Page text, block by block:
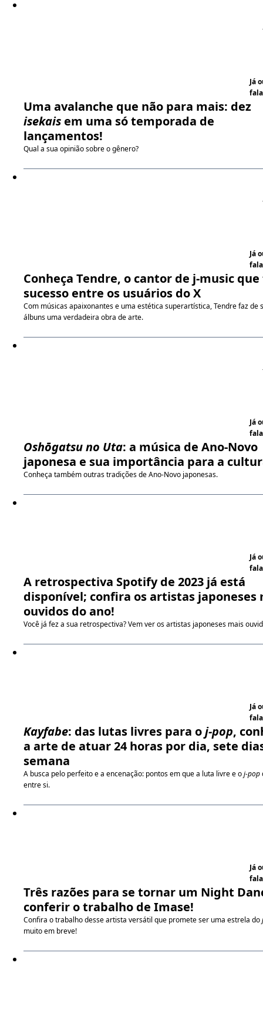
Já
Uma avalanche que não para mais: dez
isekais em uma só temporada de
lançamentos!
Qual a sua opinião sobre o gênero?
Já
Conheça Tendre, o cantor de j-music que
sucesso entre os usuários do X
Com músicas apaixonantes e uma estética superartística, Tendre faz de
álbuns uma verdadeira obra de arte.
Já
Oshōgatsu no Uta: a música de Ano-Novo
japonesa e sua importância para a
Conheça também outras tradições de Ano-Novo japonesas.
Já
A retrospectiva Spotify de 2023 já está
disponível; confira os artistas japoneses
ouvidos do ano!
Você já fez a sua retrospectiva? Vem ver os artistas japoneses mais
Já
Kayfabe: das lutas livres para oj-pop,
a arte de atuar 24 horas por dia, sete
semana
A busca pelo perfeito e a encenação: pontos em que a luta livre e oj-pop
entre si.
Já
Três razões para se tornar um Night
conferir o trabalho de Imase!
Confira o trabalho desse artista versátil que promete ser uma estrela do
muito em breve!